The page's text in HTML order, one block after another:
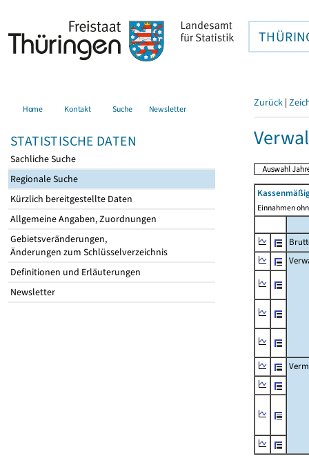
Home Kontakt Suche Newsletter
STATISTISCHE DATEN
Sachliche Suche
Regionale Suche
Kürzlich bereitgestellte Daten
Allgemeine Angaben, Zuordnungen
Gebietsveränderungen,
Änderungen zum Schlüsselverzeichnis
Definitionen und Erläuterungen
Newsletter
Zurück |
Einnahmen